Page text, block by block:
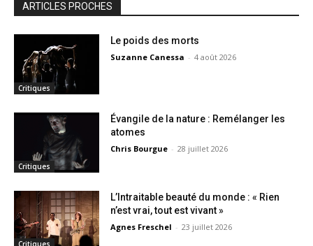
ARTICLES PROCHES
Critiques
Le poids des morts
Suzanne Canessa - 4 août 2026
Critiques
Évangile de la nature : Remélanger les
atomes
Chris Bourgue - 28 juillet 2026
L’Intraitable beauté du monde : « Rien
n’est vrai, tout est vivant »
Agnes Freschel - 23 juillet 2026